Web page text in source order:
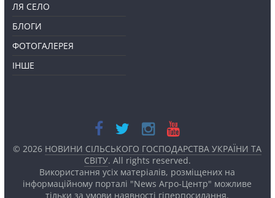
ЛЯ СЕЛО
БЛОГИ
ФОТОГАЛЕРЕЯ
ІНШЕ
© 2026 НОВИНИ СІЛЬСЬКОГО ГОСПОДАРСТВА УКРАЇНИ ТА
СВІТУ. All rights reserved.
Використання усіх матеріалів, розміщених на
інформаційному порталі "News Агро-Центр" можливе
тільки за умови наявності гіперпосилання.